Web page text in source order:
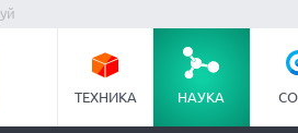
ТЕХНИКА НАУКА